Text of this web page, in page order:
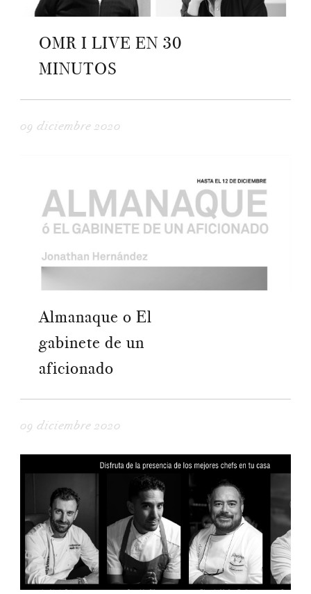
OMR I LIVE EN 30
MINUTOS
09 diciembre 2020
Almanaque o El
gabinete de un
aficionado
09 diciembre 2020